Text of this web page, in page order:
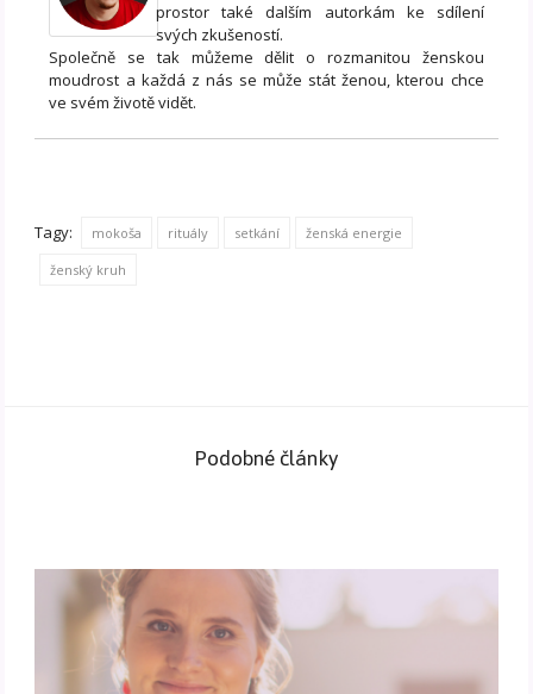
prostor také dalším autorkám ke sdílení
svých zkušeností.
Společně se tak můžeme dělit o rozmanitou ženskou
moudrost a každá z nás se může stát ženou, kterou chce
ve svém životě vidět.
Tagy: mokoša rituály setkání ženská energie
ženský kruh
Podobné články